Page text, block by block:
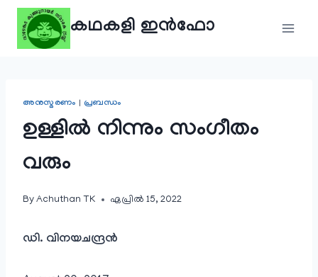
Skip
content
കഥകളി ഇൻഫോ
അനുസ്മരണം | പ്രബന്ധം
ഉള്ളിൽ നിന്നും സംഗീതം
വരും
By Achuthan TK ഏപ്രിൽ 15, 2022
ഡി. വിനയചന്ദ്രൻ